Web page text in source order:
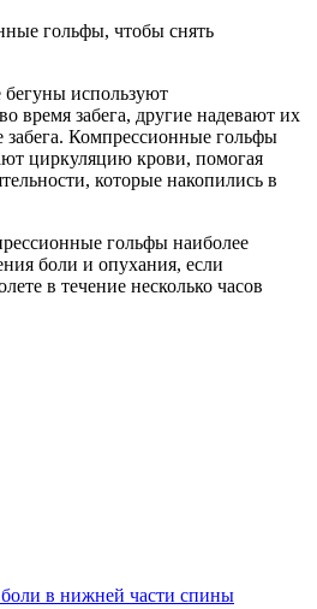
гольфы, чтобы снять
бегуны используют
время забега, другие надевают их
забега. Компрессионные гольфы
циркуляцию крови, помогая
которые накопились в
гольфы наиболее
боли и опухания, если
в течение несколько часов
боли в нижней части спины